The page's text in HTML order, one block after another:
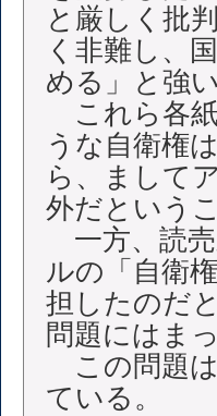
と厳しく批
く非難し、
める」と強
これら各
うな自衛権
ら、まして
外だという
一方、読
ルの「自衛
担したのだ
問題にはま
この問題
ている。